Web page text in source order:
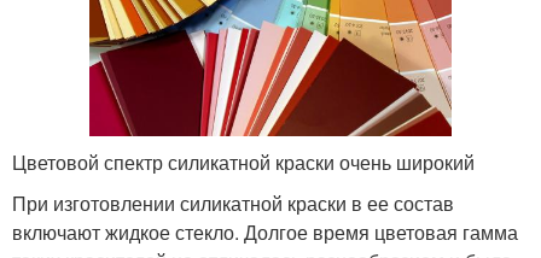
Цветовой спектр силикатной краски очень широкий
При изготовлении силикатной краски в ее состав
включают жидкое стекло. Долгое время цветовая гамма